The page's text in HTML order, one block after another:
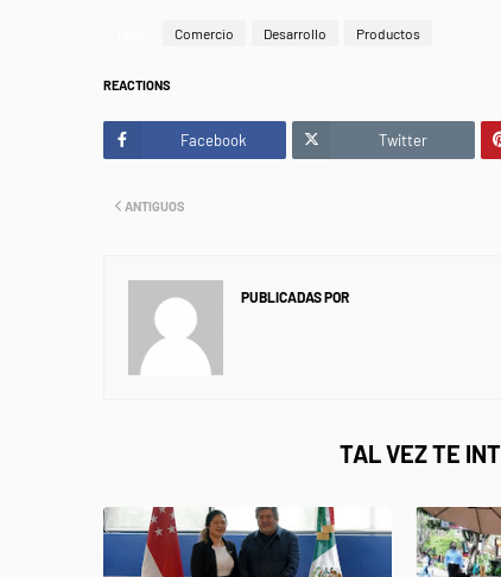
Comercio Desarrollo Productos
REACTIONS
Facebook Twitter
ANTIGUOS
PUBLICADAS POR
TAL VEZ TE